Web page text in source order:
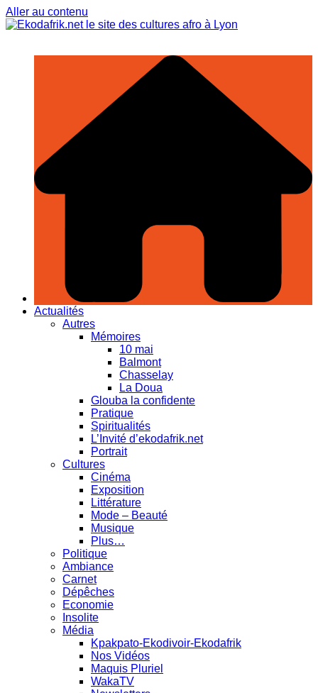
Aller au contenu
Actualités
Autres
Mémoires
10 mai
Balmont
Chasselay
La Doua
Glouba la confidente
Pratique
Spiritualités
L’Invité d’ekodafrik.net
Portrait
Cultures
Cinéma
Exposition
Littérature
Mode – Beauté
Musique
Plus…
Politique
Ambiance
Carnet
Dépêches
Economie
Insolite
Média
Kpakpato-Ekodivoir-Ekodafrik
Nos Vidéos
Maquis Pluriel
WakaTV